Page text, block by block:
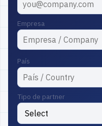
Empresa
País
Tipo de partner